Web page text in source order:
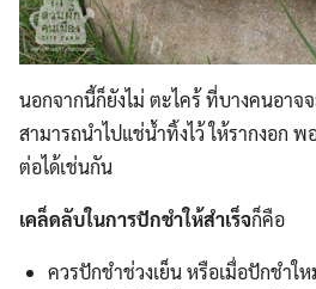
นอกจากนี้ก็ยังไม่ ตะไคร้ ที่บางคนอาจ
สามารถนำไปแช่น้ำทิ้งไว้ ให้รากงอก
ต่อได้เช่นกัน
เคล็ดลับในการปักชำให้สำเร็จก็คือ
ควรปักชำช่วงเย็น หรือเมื่อปักชำใ